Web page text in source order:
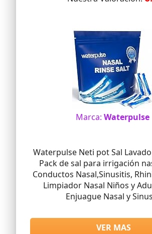
Marca: Waterpulse
Waterpulse Neti pot Sal
Pack de sal para irrigación
Conductos Nasal,Sinusitis,
Limpiador Nasal Niños y
Enjuague Nasal y
VER MAS